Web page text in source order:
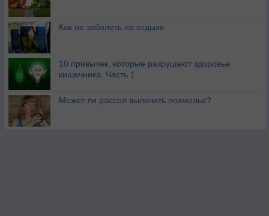
Как не заболеть на отдыхе
10 привычек, которые разрушают здоровье
кишечника. Часть 1
Может ли рассол вылечить похмелье?